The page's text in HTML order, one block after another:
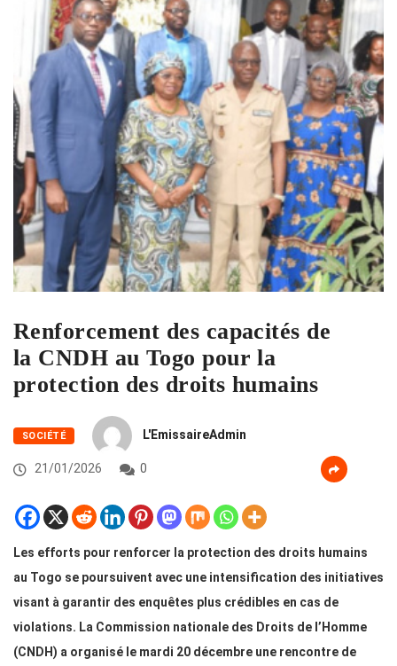
Renforcement des capacités de
la CNDH au Togo pour la
protection des droits humains
SOCIÉTÉ L'EmissaireAdmin
21/01/2026 0
Les efforts pour renforcer la protection des droits humains
au Togo se poursuivent avec une intensification des initiatives
visant à garantir des enquêtes plus crédibles en cas de
violations. La Commission nationale des Droits de l’Homme
(CNDH) a organisé le mardi 20 décembre une rencontre de